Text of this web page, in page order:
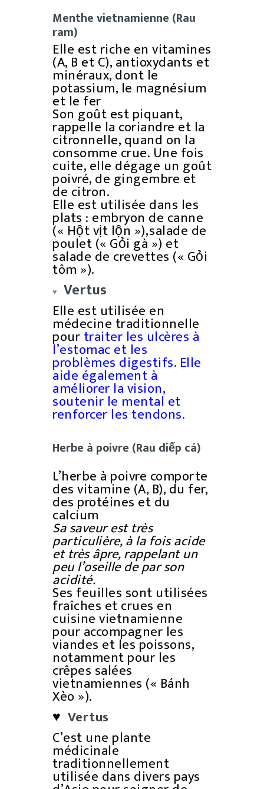
Menthe vietnamienne (Rau
ram)
Elle est riche en vitamines
(A, B et C), antioxydants et
minéraux, dont le
potassium, le magnésium
et le fer
Son goût est piquant,
rappelle la coriandre et la
citronnelle, quand on la
consomme crue. Une fois
cuite, elle dégage un goût
poivré, de gingembre et
de citron.
Elle est utilisée dans les
plats : embryon de canne
(« Hột vịt lộn »),salade de
poulet (« Gỏi gà ») et
salade de crevettes (« Gỏi
tôm »).
♥ Vertus
Elle est utilisée en
médecine traditionnelle
pourtraiter les ulcères à
l’estomac et les
problèmes digestifs. Elle
aide également à
améliorer la vision,
soutenir le mental et
renforcer les tendons.
Herbe à poivre (Rau diếp cá)
L’herbe à poivre comporte
des vitamine (A, B), du fer,
des protéines et du
calcium
Sa saveur est très
particulière, à la fois acide
et très âpre, rappelant un
peu l’oseille de par son
acidité.
Ses feuilles sont utilisées
fraîches et crues en
cuisine vietnamienne
pour accompagner les
viandes et les poissons,
notamment pour les
crêpes salées
vietnamiennes (« Bánh
Xèo »).
♥ Vertus
C’est une plante
médicinale
traditionnellement
utilisée dans divers pays